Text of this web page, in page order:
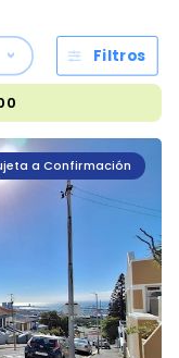
Filtros
a Confirmación